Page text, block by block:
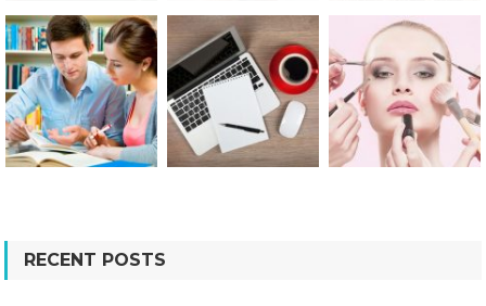
RECENT POSTS